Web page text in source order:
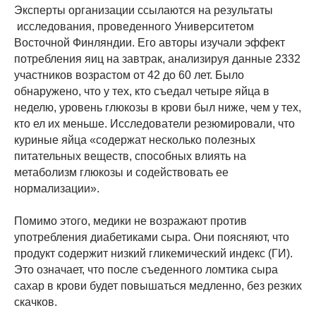
Эксперты организации ссылаются на результаты
исследования, проведенного Университетом
Восточной Финляндии. Его авторы изучали эффект
потребления яиц на завтрак, анализируя данные 2332
участников возрастом от 42 до 60 лет. Было
обнаружено, что у тех, кто съедал четыре яйца в
неделю, уровень глюкозы в крови был ниже, чем у тех,
кто ел их меньше. Исследователи резюмировали, что
куриные яйца «содержат несколько полезных
питательных веществ, способных влиять на
метаболизм глюкозы и содействовать ее
нормализации».
Помимо этого, медики не возражают против
употребления диабетиками сыра. Они поясняют, что
продукт содержит низкий гликемический индекс (ГИ).
Это означает, что после съеденного ломтика сыра
сахар в крови будет повышаться медленно, без резких
скачков.